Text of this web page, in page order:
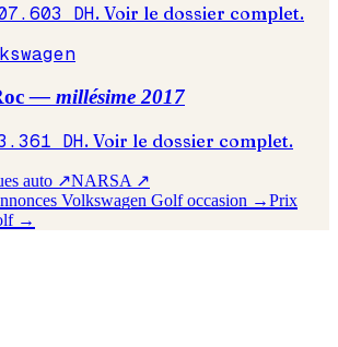
DH. Voir le dossier complet.
— millésime2017
DH. Voir le dossier complet.
auto ↗NARSA ↗
Volkswagen Golfoccasion →Prix
→